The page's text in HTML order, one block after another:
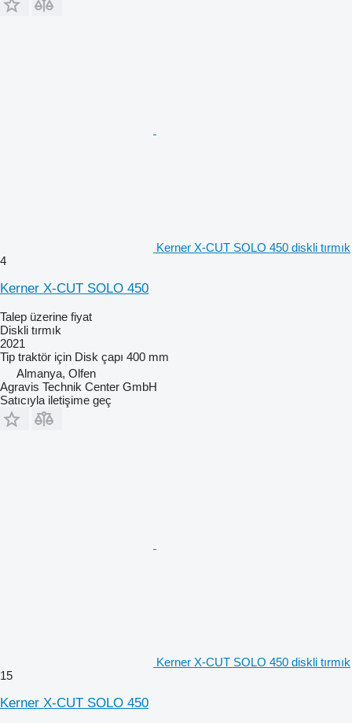
Kerner X-CUT SOLO 450 diskli tırmık
4
Kerner X-CUT SOLO 450
Talep üzerine fiyat
Diskli tırmık
2021
Tip traktör için Disk çapı 400 mm
Almanya, Olfen
Agravis Technik Center GmbH
Satıcıyla iletişime geç
Kerner X-CUT SOLO 450 diskli tırmık
15
Kerner X-CUT SOLO 450